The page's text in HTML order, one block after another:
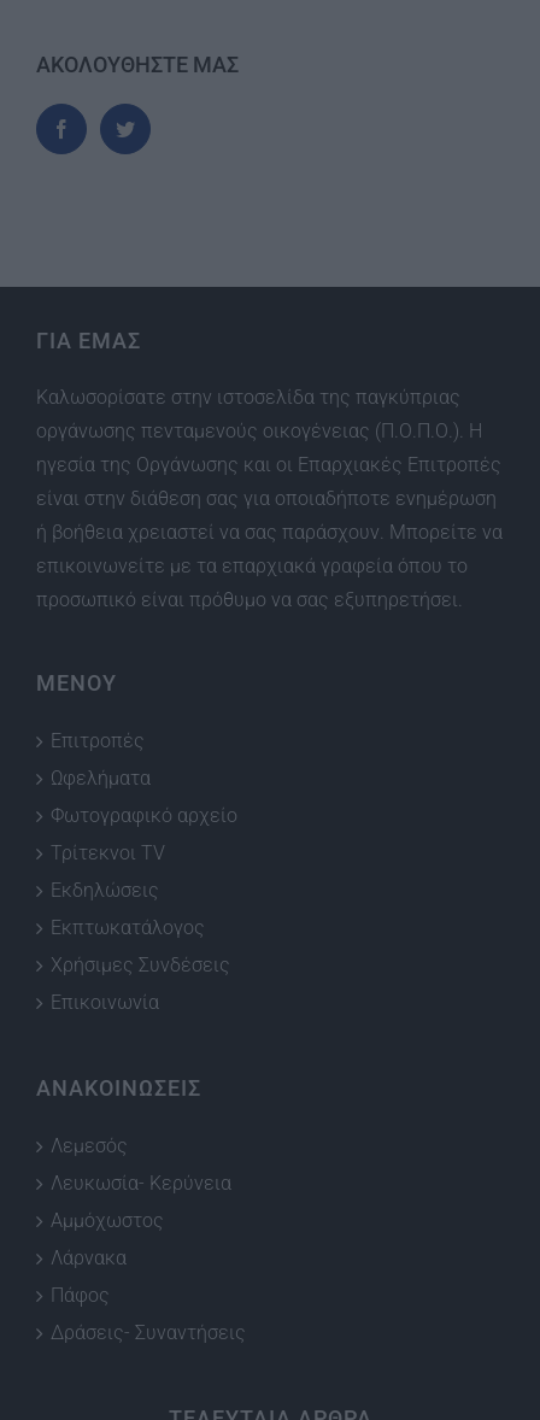
ΑΚΟΛΟΥΘΗΣΤΕ ΜΑΣ
ΓΙΑ ΕΜΑΣ
Καλωσορίσατε στην ιστοσελίδα της παγκύπριας
οργάνωσης πενταμενούς οικογένειας (Π.Ο.Π.Ο.). Η
ηγεσία της Οργάνωσης και οι Επαρχιακές Επιτροπές
είναι στην διάθεση σας για οποιαδήποτε ενημέρωση
ή βοήθεια χρειαστεί να σας παράσχουν. Μπορείτε να
επικοινωνείτε με τα επαρχιακά γραφεία όπου το
προσωπικό είναι πρόθυμο να σας εξυπηρετήσει.
ΜΕΝΟΥ
Επιτροπές
Ωφελήματα
Φωτογραφικό αρχείο
Τρίτεκνοι TV
Εκδηλώσεις
Εκπτωκατάλογος
Χρήσιμες Συνδέσεις
Επικοινωνία
ΑΝΑΚΟΙΝΩΣΕΙΣ
Λεμεσός
Λευκωσία- Κερύνεια
Αμμόχωστος
Λάρνακα
Πάφος
Δράσεις- Συναντήσεις